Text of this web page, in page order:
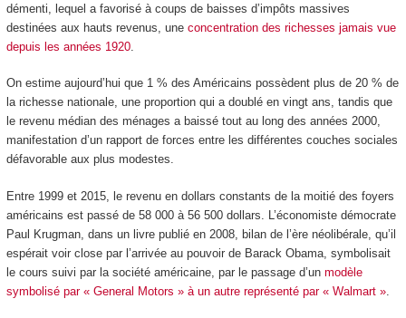
démenti, lequel a favorisé à coups de baisses d’impôts massives
destinées aux hauts revenus, une concentration des richesses jamais vue
depuis les années 1920.
On estime aujourd’hui que 1 % des Américains possèdent plus de 20 % de
la richesse nationale, une proportion qui a doublé en vingt ans, tandis que
le revenu médian des ménages a baissé tout au long des années 2000,
manifestation d’un rapport de forces entre les différentes couches sociales
défavorable aux plus modestes.
Entre 1999 et 2015, le revenu en dollars constants de la moitié des foyers
américains est passé de 58 000 à 56 500 dollars. L’économiste démocrate
Paul Krugman, dans un livre publié en 2008, bilan de l’ère néolibérale, qu’il
espérait voir close par l’arrivée au pouvoir de Barack Obama, symbolisait
le cours suivi par la société américaine, par le passage d’un modèle
symbolisé par « General Motors » à un autre représenté par « Walmart ».